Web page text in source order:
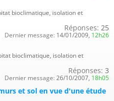
bioclimatique, isolation et
Réponses: 25
Dernier message: 14/01/2009, 12h26
bioclimatique, isolation et
Réponses: 3
Dernier message: 26/10/2007, 18h05
et sol en vue d'une étude